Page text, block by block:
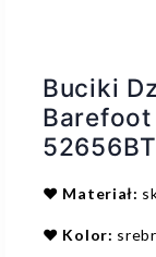
Buciki
Barefoot
❤️ Materiał:
❤️ Kolor: